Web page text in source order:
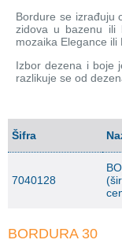
Bordure se izrađuju
zidova u bazenu ili
mozaika Elegance ili
Izbor dezena i boje
razlikuje se od
Šifra
7040128
BORDURA 30